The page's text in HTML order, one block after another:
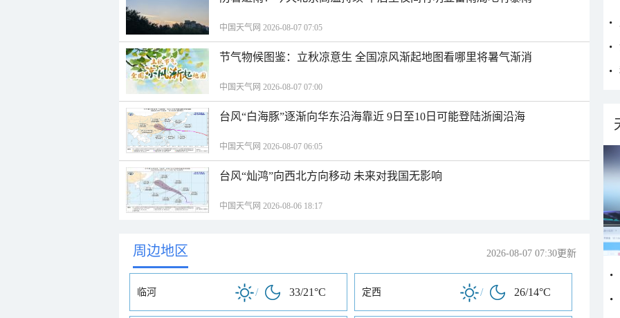
中国天气网 2026-08-07 07:05
节气物候图鉴：立秋凉意生 全国凉风渐起地图看哪里将暑气渐消
中国天气网 2026-08-07 07:00
台风“白海豚”逐渐向华东沿海靠近 9日至10日可能登陆浙闽沿海
中国天气网 2026-08-07 06:05
台风“灿鸿”向西北方向移动 未来对我国无影响
中国天气网 2026-08-06 18:17
周边地区 2026-08-07 07:30更新
临河 / 33/21°C 定西 / 26/14°C